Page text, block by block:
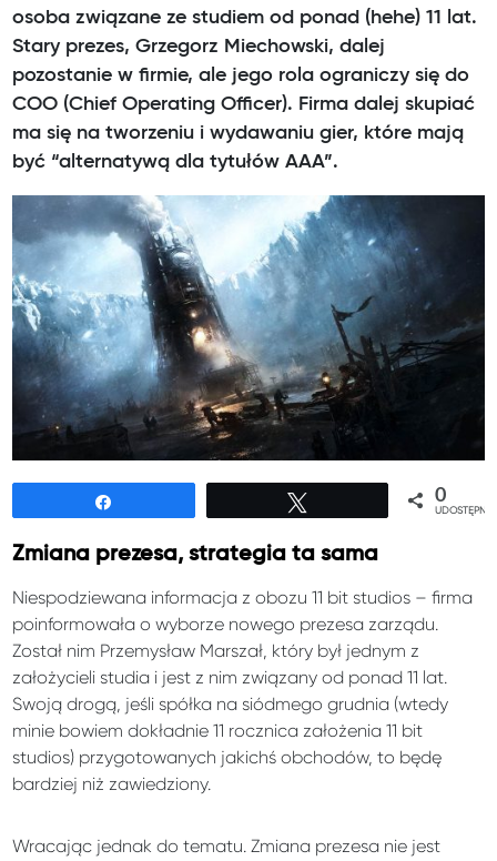
osoba związane ze studiem od ponad (hehe) 11 lat.
Stary prezes, Grzegorz Miechowski, dalej
pozostanie w firmie, ale jego rola ograniczy się do
COO (Chief Operating Officer). Firma dalej skupiać
ma się na tworzeniu i wydawaniu gier, które mają
być “alternatywą dla tytułów AAA”.
0
Zmiana prezesa, strategia ta sama
Niespodziewana informacja z obozu 11 bit studios – firma
poinformowała o wyborze nowego prezesa zarządu.
Został nim Przemysław Marszał, który był jednym z
założycieli studia i jest z nim związany od ponad 11 lat.
Swoją drogą, jeśli spółka na siódmego grudnia (wtedy
minie bowiem dokładnie 11 rocznica założenia 11 bit
studios) przygotowanych jakichś obchodów, to będę
bardziej niż zawiedziony.
Wracając jednak do tematu. Zmiana prezesa nie jest